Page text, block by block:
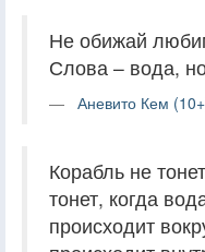
Не обижай
Слова – вода,
Аневито Кем
Корабль не
тонет, когда
происходит